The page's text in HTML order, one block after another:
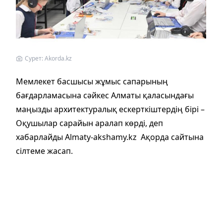
Cурет: Akorda.kz
Мемлекет басшысы жұмыс сапарының
бағдарламасына сәйкес Алматы қаласындағы
маңызды архитектуралық ескерткіштердің бірі –
Оқушылар сарайын аралап көрді, деп
хабарлайды Almaty-akshamy.kz Ақорда сайтына
сілтеме жасап.